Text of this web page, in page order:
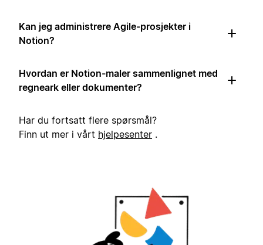
Kan jeg administrere Agile-prosjekter i
Notion?
Hvordan er Notion-maler sammenlignet med
regneark eller dokumenter?
Har du fortsatt flere spørsmål?
Finn ut mer i vårt hjelpesenter .